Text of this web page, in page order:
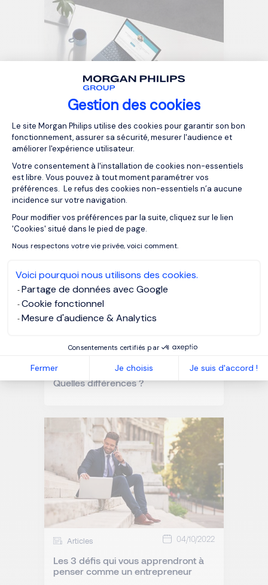
Gestion des cookies
Plateforme de Gestion du
Le site Morgan Philips utilise des cookies pour garantir son bon
fonctionnement, assurer sa sécurité, mesurer l'audience et
améliorer l'expérience utilisateur.
Votre consentement à l'installation de cookies non-essentiels
est libre. Vous pouvez à tout moment paramétrer vos
préférences. Le refus des cookies non-essentiels n’a aucune
incidence sur votre navigation.
Pour modifier vos préférences par la suite, cliquez sur le lien
'Cookies' situé dans le pied de page.
Nous respectons votre vie privée, voici comment.
Voici pourquoi nous utilisons des cookies.
Partage de données avec Google
Cookie fonctionnel
Mesure d'audience & Analytics
Consentements certifiés par
Fermer Je choisis Je suis d'accord !
Axeptio consent
Articles
10 façons d’améliorer votre profil
LinkedIn en cinq minutes
Articles 04/10/2022
CDD, freelance, portage salarial :
Quelles différences ?
Articles 04/10/2022
Les 3 défis qui vous apprendront à
penser comme un entrepreneur